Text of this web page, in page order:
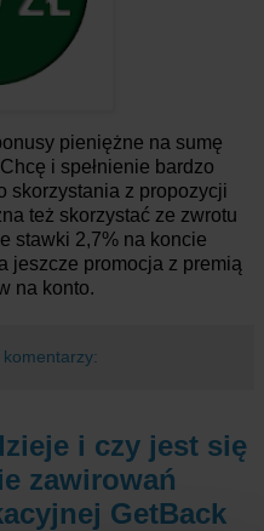
pieniężne na sumę
i spełnienie bardzo
skorzystania z propozycji
też skorzystać ze zwrotu
stawki 2,7% na koncie
jeszcze promocja z premią
na konto.
komentarzy:
i czy jest się
zawirowań
GetBack